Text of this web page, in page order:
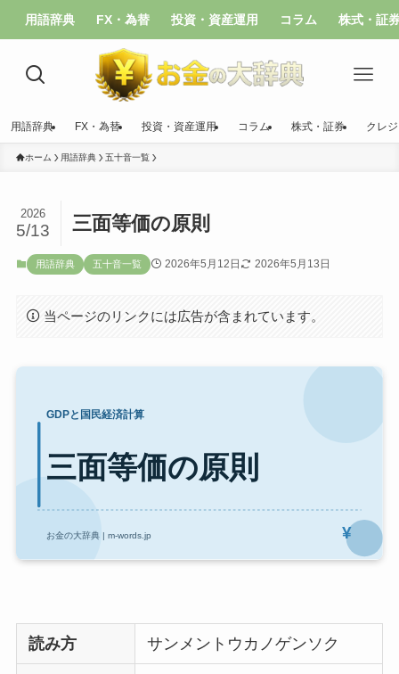
用語辞典 FX・為替 投資・資産運用 コラム 株式・証
用語辞典 FX・為替 投資・資産運用 コラム 株式・証券 クレ
ホーム 用語辞典 五十音一覧
三面等価の原則
2026
5/13
用語辞典 五十音一覧 2026年5月12日 2026年5月13日
当ページのリンクには広告が含まれています。
読み方 サンメントウカノゲンソク